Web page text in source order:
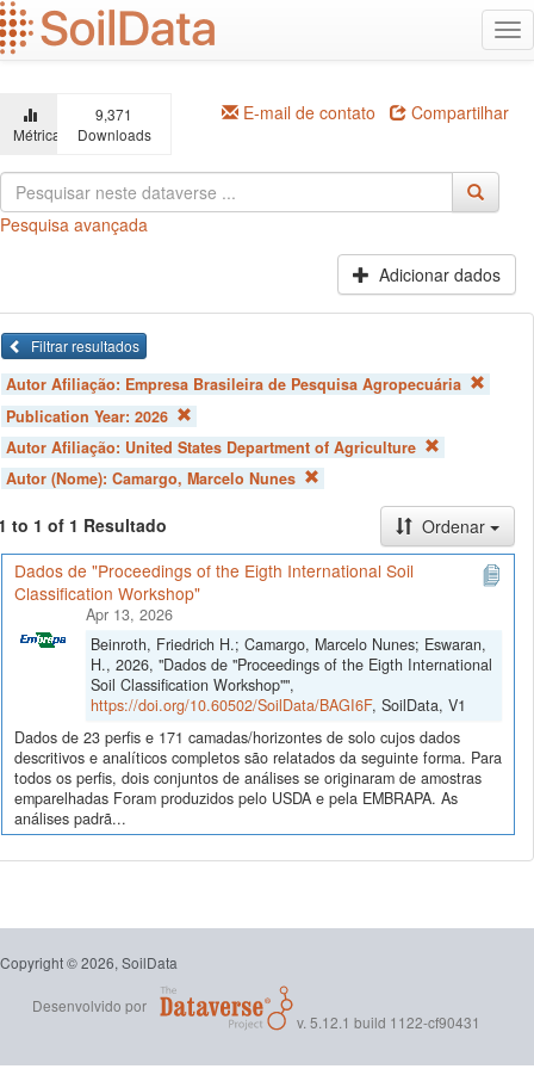
Ir
para
o
principal
Métricas
9,371
Downloads
E-mail de contato Compartilhar
Pesquisa avançada
Adicionar dados
Filtrar resultados
Autor Afiliação: Empresa Brasileira de Pesquisa Agropecuária
Publication Year: 2026
Autor Afiliação: United States Department of Agriculture
Autor (Nome): Camargo, Marcelo Nunes
to 1 of 1 Resultado
Ordenar
Dados de "Proceedings of the Eigth International Soil
Classification Workshop"
Apr 13, 2026
Beinroth, Friedrich H.; Camargo, Marcelo Nunes; Eswaran,
H., 2026, "Dados de "Proceedings of the Eigth International
Soil Classification Workshop"",
https://doi.org/10.60502/SoilData/BAGI6F, SoilData, V1
Dados de 23 perfis e 171 camadas/horizontes de solo cujos dados
descritivos e analíticos completos são relatados da seguinte forma. Para
todos os perfis, dois conjuntos de análises se originaram de amostras
emparelhadas Foram produzidos pelo USDA e pela EMBRAPA. As
análises padrã...
Copyright © 2026, SoilData
Desenvolvido por
v. 5.12.1 build 1122-cf90431